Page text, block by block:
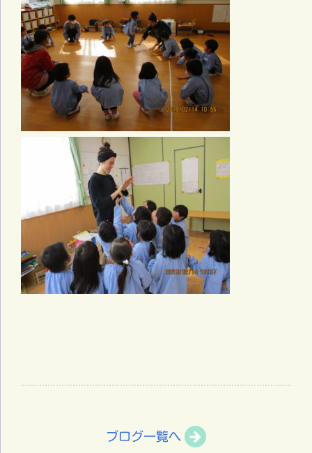
ブログ一覧へ